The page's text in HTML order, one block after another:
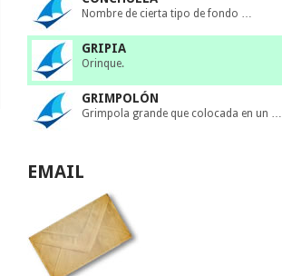
Nombre de cierta tipo de fondo …
GRIPIA
Orinque.
GRIMPOLÓN
Grimpola grande que colocada en un …
EMAIL